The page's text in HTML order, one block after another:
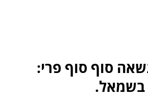
יובל נשאה סוף סוף פרי:
בשמאל.